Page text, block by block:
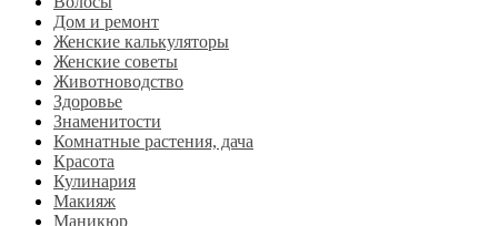
Дом и ремонт
Женские калькуляторы
Женские советы
Животноводство
Здоровье
Знаменитости
Комнатные растения, дача
Красота
Кулинария
Макияж
Маникюр